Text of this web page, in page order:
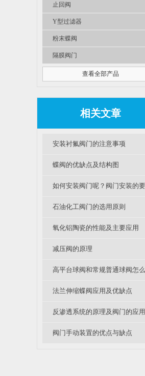
止回阀
Y型过滤器
粉末蝶阀
隔膜阀门
查看全部产品
相关文章
安装衬氟阀门的注意事项
蝶阀的优缺点及结构图
石油化工阀门的选用原则
氧化铝陶瓷的性能及主要应用
减压阀的原理
法兰伸缩蝶阀应用及优缺点
反渗透系统的原理及阀门的应用
阀门手动装置的优点与缺点